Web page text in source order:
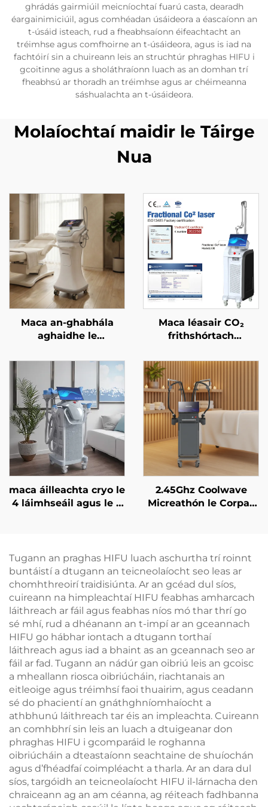
ghrádás gairmiúil meicníochtaí fuarú casta, dearadh
éargainimiciúil, agus comhéadan úsáideora a éascaíonn an
t-úsáid isteach, rud a fheabhsaíonn éifeachtacht an
tréimhse agus comfhoirne an t-úsáideora, agus is iad na
fachtóirí sin a chuireann leis an struchtúr phraghas HIFU i
gcoitinne agus a sholáthraíonn luach as an domhan trí
fheabhsú ar thoradh an tréimhse agus ar chéimeanna
sáshualachta an t-úsáideora.
Molaíochtaí maidir le Táirge
Nua
Maca an-ghabhála
aghaidhe le
RF dá dhraoidh
freastalaí 1/2 MHz
Maca léasair CO₂
frithshórtach
ag an CE Leighis, agus
ag an MMDSAP
maca áilleachta cryo le
4 láimhseáil agus le 8
criothaireacht, le
laghdú meáchan
2.45Ghz Coolwave
Micreathón le Corpas
umhthacht Aghaidh le
haghaidh Caillteanais
Meáchain, Glanadh
Corpais
Tugann an praghas HIFU luach aschurtha trí roinnt
buntáistí a dtugann an teicneolaíocht seo leas ar
chomhthreoirí traidisiúnta. Ar an gcéad dul síos,
cuireann na himpleachtaí HIFU feabhas amharcach
láithreach ar fáil agus feabhas níos mó thar thrí go
sé mhí, rud a dhéanann an t-impí ar an gceannach
HIFU go hábhar iontach a dtugann torthaí
láithreach agus iad a bhaint as an gceannach seo ar
fáil ar fad. Tugann an nádúr gan oibriú leis an gcoisc
a mheallann riosca oibriúcháin, riachtanais an
eitleoige agus tréimhsí faoi thuairim, agus ceadann
sé do phacientí an gnáthghníomhaíocht a
athbhunú láithreach tar éis an impleachta. Cuireann
an comhbhrí sin leis an luach a dtuigeanar don
phraghas HIFU i gcomparáid le roghanna
oibriúcháin a dteastaíonn seachtaine de shuíochán
agus d’fhéadfaí coimpléacht a tharla. Ar an dara dul
síos, targóidh an teicneolaíocht HIFU il-lárnacha den
chraiceann ag an am céanna, ag réiteach fadhbanna